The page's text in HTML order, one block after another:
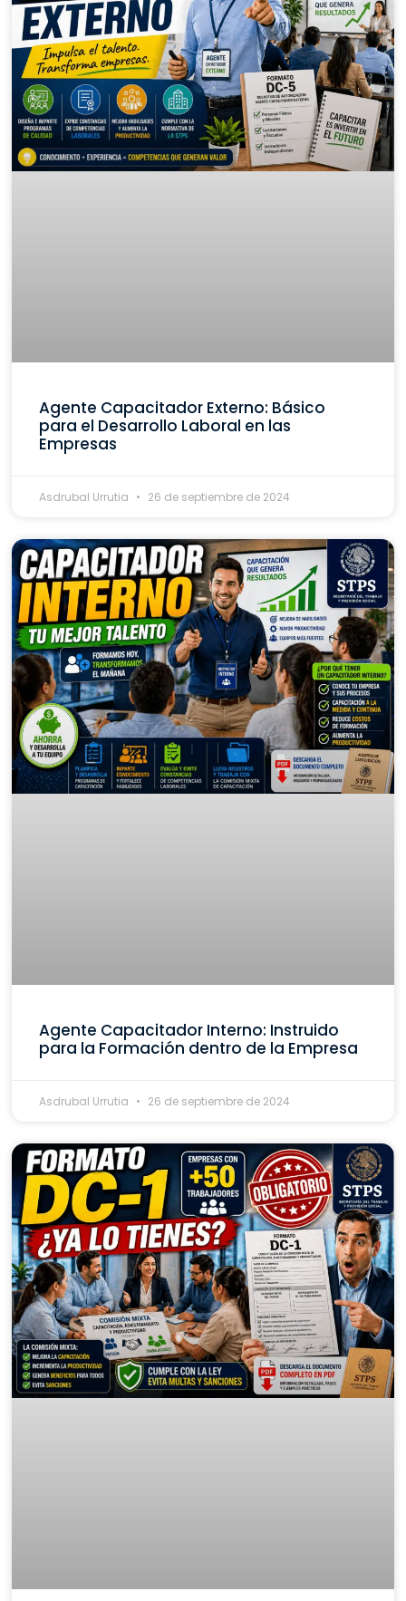
Agente Capacitador Externo: Básico
para el Desarrollo Laboral en las
Empresas
Asdrubal Urrutia 26 de septiembre de 2024
Agente Capacitador Interno: Instruido
para la Formación dentro de la Empresa
Asdrubal Urrutia 26 de septiembre de 2024